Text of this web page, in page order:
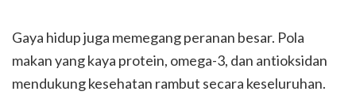
Gaya hidup juga memegang peranan besar. Pola
makan yang kaya protein, omega-3, dan antioksidan
mendukung kesehatan rambut secara keseluruhan.